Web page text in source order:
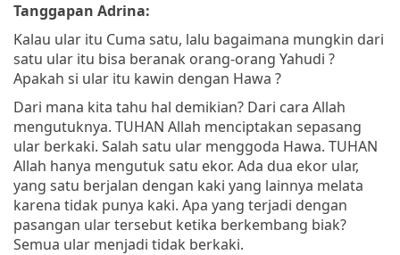
Tanggapan Adrina:
Kalau ular itu Cuma satu, lalu bagaimana mungkin dari
satu ular itu bisa beranak orang-orang Yahudi ?
Apakah si ular itu kawin dengan Hawa ?
Dari mana kita tahu hal demikian? Dari cara Allah
mengutuknya. TUHAN Allah menciptakan sepasang
ular berkaki. Salah satu ular menggoda Hawa. TUHAN
Allah hanya mengutuk satu ekor. Ada dua ekor ular,
yang satu berjalan dengan kaki yang lainnya melata
karena tidak punya kaki. Apa yang terjadi dengan
pasangan ular tersebut ketika berkembang biak?
Semua ular menjadi tidak berkaki.